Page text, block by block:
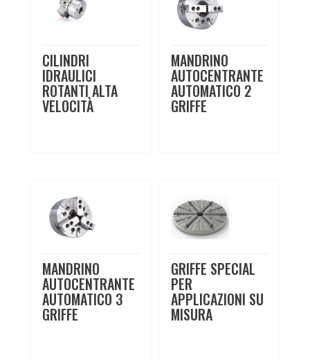
CILINDRI
IDRAULICI
ROTANTI ALTA
VELOCITÀ
MANDRINO
AUTOCENTRANTE
AUTOMATICO 2
GRIFFE
MANDRINO
AUTOCENTRANTE
AUTOMATICO 3
GRIFFE
GRIFFE SPECIAL
PER
APPLICAZIONI SU
MISURA